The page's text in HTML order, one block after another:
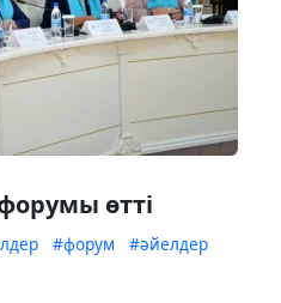
өтті
#форум
#әйелдер